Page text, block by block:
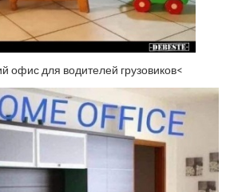
офис для водителей грузовиков<